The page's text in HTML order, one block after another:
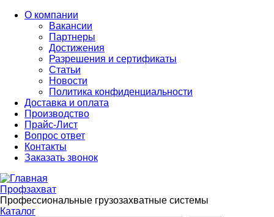
Перейти
основному
содержанию
О компании
Вакансии
Партнеры
Достижения
Разрешения и сертификаты
Статьи
Новости
Политика конфиденциальности
Доставка и оплата
Производство
Прайс-Лист
Вопрос ответ
Контакты
Заказать звонок
Профзахват
Профессиональные грузозахватные системы
Каталог